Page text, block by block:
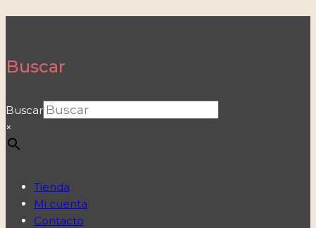
Buscar
Buscar
×
Tienda
Mi cuenta
Contacto